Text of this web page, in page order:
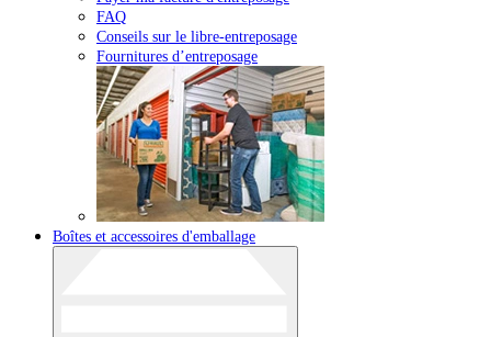
FAQ
Conseils sur le libre-entreposage
Fournitures d’entreposage
Boîtes et accessoires d'emballage